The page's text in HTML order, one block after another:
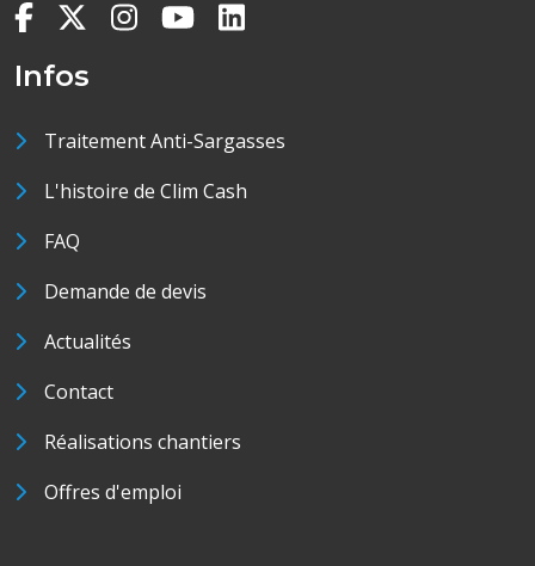
Infos
Traitement Anti-Sargasses
L'histoire de Clim Cash
FAQ
Demande de devis
Actualités
Contact
Réalisations chantiers
Offres d'emploi